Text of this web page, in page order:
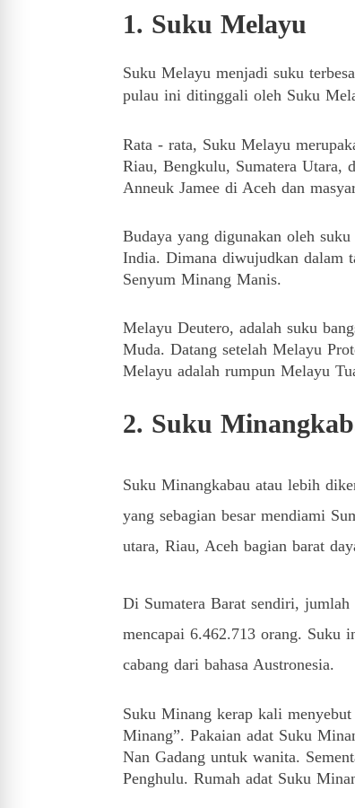
1. Suku Melayu
Suku Melayu menjadi suku
pulau ini ditinggali oleh Suku
Rata - rata, Suku Melayu
Riau, Bengkulu, Sumatera Utara,
Anneuk Jamee di Aceh dan
Budaya yang digunakan oleh
India. Dimana diwujudkan dalam
Senyum Minang Manis.
Melayu Deutero, adalah suku
Muda. Datang setelah Melayu
Melayu adalah rumpun Melayu
2. Suku
Suku Minangkabau atau lebih
yang sebagian besar mendiami
utara, Riau, Aceh bagian barat
Di Sumatera Barat sendiri,
mencapai 6.462.713 orang. Suku
cabang dari bahasa Austronesia.
Suku Minang kerap kali
Minang”. Pakaian adat Suku
Nan Gadang untuk wanita.
Penghulu. Rumah adat Suku